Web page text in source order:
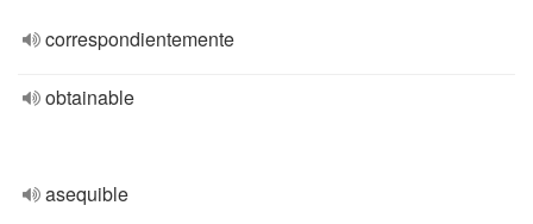
correspondientemente
obtainable
asequible